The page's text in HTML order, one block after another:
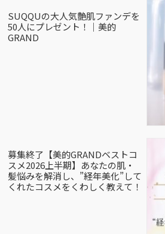
SUQQUの大人気艶肌ファンデを
50人にプレゼント！｜美的
GRAND
募集終了【美的GRANDベストコ
スメ2026上半期】あなたの肌・
髪悩みを解消し、”経年美化”して
くれたコスメをくわしく教えて！